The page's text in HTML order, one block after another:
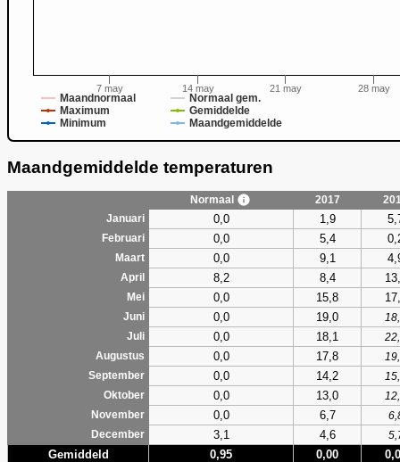
Maandnormaal
Normaal gem.
Maximum
Gemiddelde
Minimum
Maandgemiddelde
7 may 14 may 21 may 28 may
Maandgemiddelde temperaturen
Normaal 2017
Januari
0,0 1,9
Februari 0,0 5,4
Maart 0,0 9,1
April 8,2 8,4
Mei 0,0 15,8
Juni 0,0 19,0
Juli
0,0 18,1
Augustus
0,0 17,8
September
0,0 14,2
Oktober
0,0 13,0
November
0,0 6,7
December
3,1 4,6
Gemiddeld 0,95 0,00